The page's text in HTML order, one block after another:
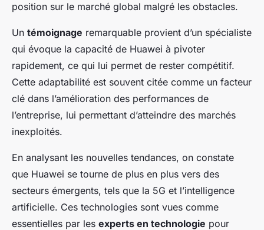
position sur le marché global malgré les obstacles.
Un témoignage remarquable provient d’un spécialiste
qui évoque la capacité de Huawei à pivoter
rapidement, ce qui lui permet de rester compétitif.
Cette adaptabilité est souvent citée comme un facteur
clé dans l’amélioration des performances de
l’entreprise, lui permettant d’atteindre des marchés
inexploités.
En analysant les nouvelles tendances, on constate
que Huawei se tourne de plus en plus vers des
secteurs émergents, tels que la 5G et l’intelligence
artificielle. Ces technologies sont vues comme
essentielles par les experts en technologie pour